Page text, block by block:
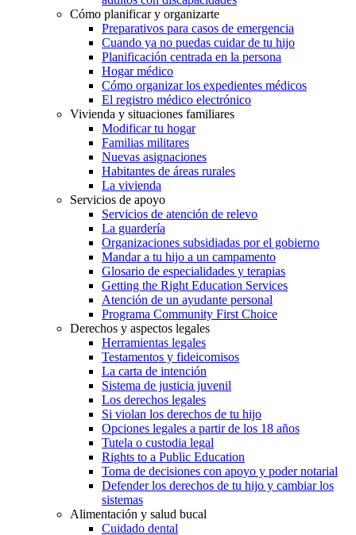
Cómo planificar y organizarte
Preparativos para casos de emergencia
Cuando ya no puedas cuidar de tu hijo
Planificación centrada en la persona
Hogar médico
Cómo organizar los expedientes médicos
El registro médico electrónico
Vivienda y situaciones familiares
Modificar tu hogar
Familias militares
Nuevas asignaciones
Habitantes de áreas rurales
La vivienda
Servicios de apoyo
Servicios de atención de relevo
La guardería
Organizaciones subsidiadas por el gobierno
Mandar a tu hijo a un campamento
Glosario de especialidades y terapias
Getting the Right Education Services
Atención de un ayudante personal
Programa Community First Choice
Derechos y aspectos legales
Herramientas legales
Testamentos y fideicomisos
La carta de intención
Sistema de justicia juvenil
Los derechos legales
Si violan los derechos de tu hijo
Opciones legales a partir de los 18 años
Tutela o custodia legal
Rights to a Public Education
Toma de decisiones con apoyo y poder notarial
Defender los derechos de tu hijo y cambiar los
sistemas
Alimentación y salud bucal
Cuidado dental